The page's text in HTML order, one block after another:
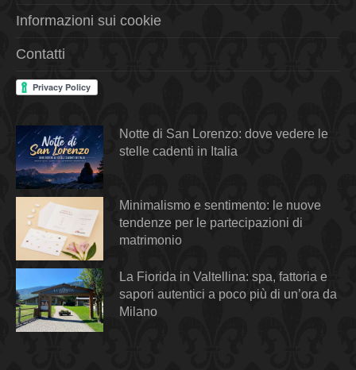
Informazioni sui cookie
Contatti
Notte di San Lorenzo: dove vedere le
stelle cadenti in Italia
Minimalismo e sentimento: le nuove
tendenze per le partecipazioni di
matrimonio
La Fiorida in Valtellina: spa, fattoria e
sapori autentici a poco più di un’ora da
Milano